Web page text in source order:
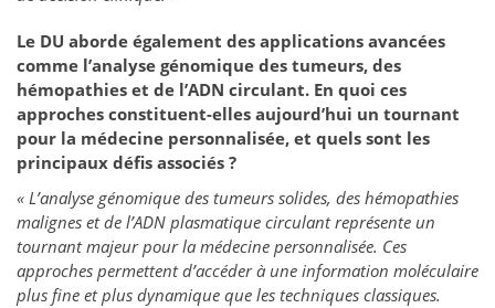
Le DU aborde également des applications avancées
comme l’analyse génomique des tumeurs, des
hémopathies et de l’ADN circulant. En quoi ces
approches constituent-elles aujourd’hui un tournant
pour la médecine personnalisée, et quels sont les
principaux défis associés ?
« L’analyse génomique des tumeurs solides, des hémopathies
malignes et de l’ADN plasmatique circulant représente un
tournant majeur pour la médecine personnalisée. Ces
approches permettent d’accéder à une information moléculaire
plus fine et plus dynamique que les techniques classiques.